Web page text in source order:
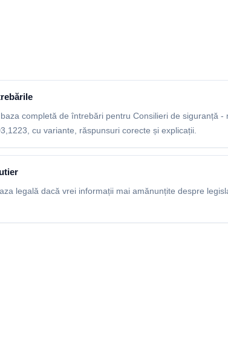
completă de întrebări pentru Consilieri de siguranță -
cu variante, răspunsuri corecte și explicații.
legală dacă vrei informații mai amănunțite despre